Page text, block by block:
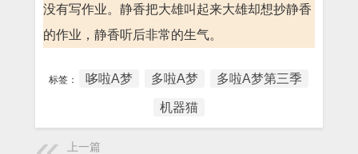
没有写作业。静香把大雄叫起来大雄却想抄静香
的作业，静香听后非常的生气。
标签： 哆啦A梦 多啦A梦 多啦A梦第三季
机器猫
上一篇